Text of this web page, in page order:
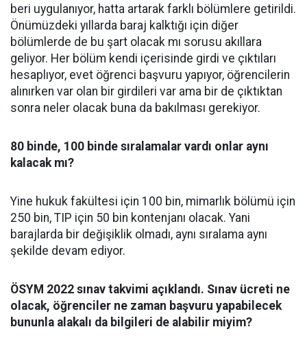
beri uygulanıyor, hatta artarak farklı bölümlere getirildi.
Önümüzdeki yıllarda baraj kalktığı için diğer
bölümlerde de bu şart olacak mı sorusu akıllara
geliyor. Her bölüm kendi içerisinde girdi ve çıktıları
hesaplıyor, evet öğrenci başvuru yapıyor, öğrencilerin
alınırken var olan bir girdileri var ama bir de çıktıktan
sonra neler olacak buna da bakılması gerekiyor.
80 binde, 100 binde sıralamalar vardı onlar aynı
kalacak mı?
Yine hukuk fakültesi için 100 bin, mimarlık bölümü için
250 bin, TIP için 50 bin kontenjanı olacak. Yani
barajlarda bir değişiklik olmadı, aynı sıralama aynı
şekilde devam ediyor.
ÖSYM 2022 sınav takvimi açıklandı. Sınav ücreti ne
olacak, öğrenciler ne zaman başvuru yapabilecek
bununla alakalı da bilgileri de alabilir miyim?